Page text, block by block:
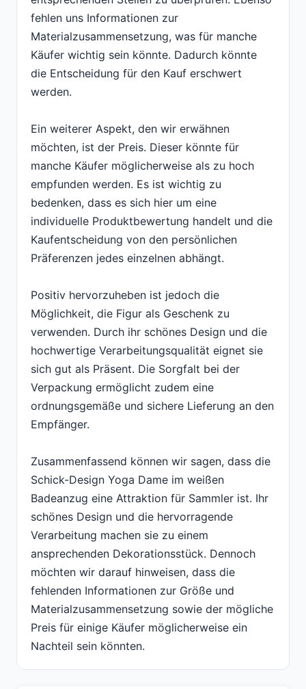
fehlen uns Informationen zur
Materialzusammensetzung, was für manche
Käufer wichtig sein könnte. Dadurch könnte
die Entscheidung für den Kauf erschwert
werden.
Ein weiterer Aspekt, den wir erwähnen
möchten, ist der Preis. Dieser könnte für
manche Käufer möglicherweise als zu hoch
empfunden werden. Es ist wichtig zu
bedenken, dass es sich hier um eine
individuelle Produktbewertung handelt und die
Kaufentscheidung von den persönlichen
Präferenzen jedes einzelnen abhängt.
Positiv hervorzuheben ist jedoch die
Möglichkeit, die Figur als Geschenk zu
verwenden. Durch ihr schönes Design und die
hochwertige Verarbeitungsqualität eignet sie
sich gut als Präsent. Die Sorgfalt bei der
Verpackung ermöglicht zudem eine
ordnungsgemäße und sichere Lieferung an den
Empfänger.
Zusammenfassend können wir sagen, dass die
Schick-Design Yoga Dame im weißen
Badeanzug eine Attraktion für Sammler ist. Ihr
schönes Design und die hervorragende
Verarbeitung machen sie zu einem
ansprechenden Dekorationsstück. Dennoch
möchten wir darauf hinweisen, dass die
fehlenden Informationen zur Größe und
Materialzusammensetzung sowie der mögliche
Preis für einige Käufer möglicherweise ein
Nachteil sein könnten.